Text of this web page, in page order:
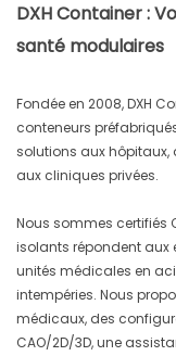
DXH Container :
santé modulaires
Fondée en 2008, DXH
conteneurs
solutions aux hôpitaux,
aux cliniques privées.
Nous sommes certifiés
isolants répondent aux
unités médicales en
intempéries. Nous
médicaux, des
CAO/2D/3D, une